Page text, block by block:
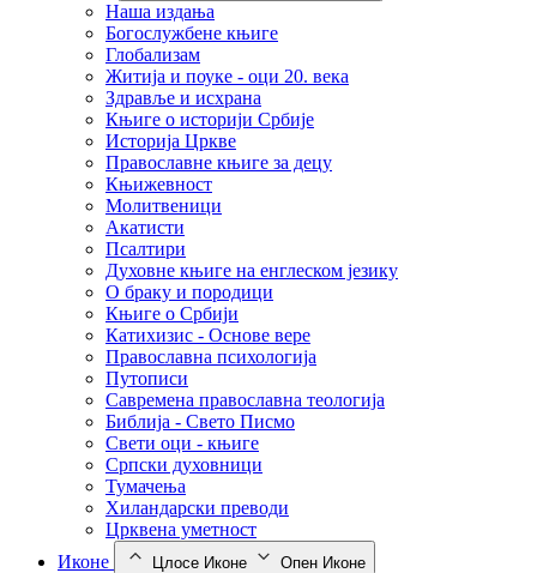
Наша издања
Богослужбене књиге
Глобализам
Житија и поуке - оци 20. века
Здравље и исхрана
Књиге о историји Србије
Историја Цркве
Православне књиге за децу
Књижевност
Молитвеници
Акатисти
Псалтири
Духовне књиге на енглеском језику
О браку и породици
Књиге о Србији
Катихизис - Основе вере
Православна психологија
Путописи
Савремена православна теологија
Библија - Свето Писмо
Свети оци - књиге
Српски духовници
Тумачења
Хиландарски преводи
Црквена уметност
Иконе
Цлосе Иконе Опен Иконе